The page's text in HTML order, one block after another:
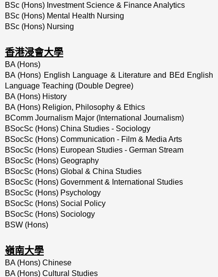
BSc (Hons) Investment Science & Finance Analytics
BSc (Hons) Mental Health Nursing
BSc (Hons) Nursing
香港浸會大學
BA (Hons)
BA (Hons) English Language & Literature and BEd English
Language Teaching (Double Degree)
BA (Hons) History
BA (Hons) Religion, Philosophy & Ethics
BComm Journalism Major (International Journalism)
BSocSc (Hons) China Studies - Sociology
BSocSc (Hons) Communication - Film & Media Arts
BSocSc (Hons) European Studies - German Stream
BSocSc (Hons) Geography
BSocSc (Hons) Global & China Studies
BSocSc (Hons) Government & International Studies
BSocSc (Hons) Psychology
BSocSc (Hons) Social Policy
BSocSc (Hons) Sociology
BSW (Hons)
嶺南大學
BA (Hons) Chinese
BA (Hons) Cultural Studies